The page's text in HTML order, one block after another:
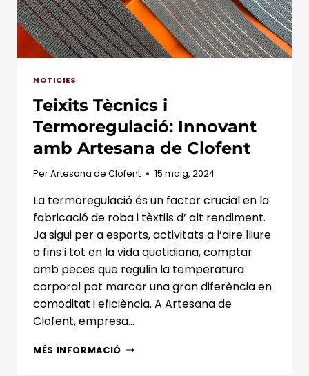
NOTICIES
Teixits Tècnics i
Termoregulació: Innovant
amb Artesana de Clofent
PerArtesana de Clofent 15 maig, 2024
La termoregulació és un factor crucial en la
fabricació de roba i tèxtils d’ alt rendiment.
Ja sigui per a esports, activitats a l’aire lliure
o fins i tot en la vida quotidiana, comptar
amb peces que regulin la temperatura
corporal pot marcar una gran diferència en
comoditat i eficiència. A Artesana de
Clofent, empresa…
MÉS INFORMACIÓTEIXITS